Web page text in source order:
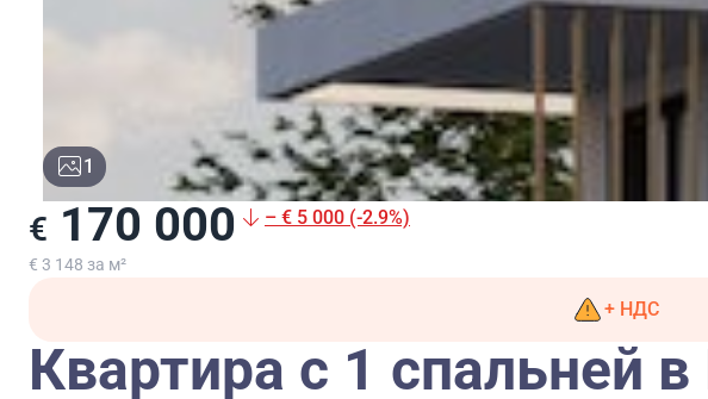
1
€ 170 000 – € 5 000 (-2.9%)
€ 3 148 за м²
+ НДС
Квартира с 1 спальней